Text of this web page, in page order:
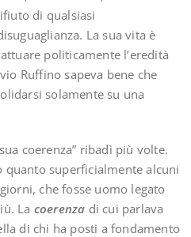
di qualsiasi
La sua vita è
politicamente l’eredità
Ruffino sapeva bene che
solamente su una
coerenza” ribadì più volte.
quanto superficialmente alcuni
che fosse uomo legato
La coerenza di cui parlava
di chi ha posti a fondamento